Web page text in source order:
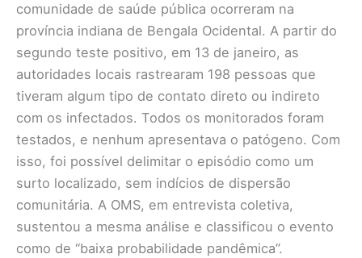
comunidade de saúde pública ocorreram na
província indiana de Bengala Ocidental. A partir do
segundo teste positivo, em 13 de janeiro, as
autoridades locais rastrearam 198 pessoas que
tiveram algum tipo de contato direto ou indireto
com os infectados. Todos os monitorados foram
testados, e nenhum apresentava o patógeno. Com
isso, foi possível delimitar o episódio como um
surto localizado, sem indícios de dispersão
comunitária. A OMS, em entrevista coletiva,
sustentou a mesma análise e classificou o evento
como de “baixa probabilidade pandêmica”.